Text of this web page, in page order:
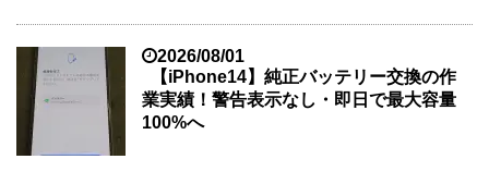
2026/08/01
【iPhone14】純正バッテリー交換の作
業実績！警告表示なし・即日で最大容量
100%へ